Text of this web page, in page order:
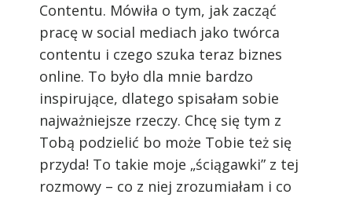
Contentu. Mówiła o tym, jak zacząć
pracę w social mediach jako twórca
contentu i czego szuka teraz biznes
online. To było dla mnie bardzo
inspirujące, dlatego spisałam sobie
najważniejsze rzeczy. Chcę się tym z
Tobą podzielić bo może Tobie też się
przyda! To takie moje „ściągawki” z tej
rozmowy – co z niej zrozumiałam i co